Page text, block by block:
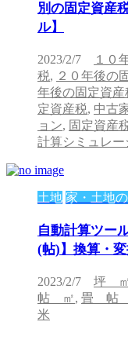
別の固定資産
ル】
2023/2/7 １０
税, ２０年後の
年後の固定資産
定資産税, 中古
ョン, 固定資産
計算シミュレー
土地 家・土地
自動計算ツー
(帖)】換算・
2023/2/7 坪
帖 ㎡, 畳 帖
米